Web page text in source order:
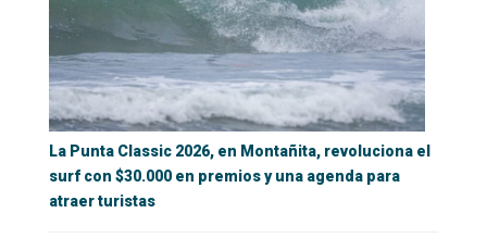
La Punta Classic 2026, en Montañita, revoluciona el
surf con $30.000 en premios y una agenda para
atraer turistas